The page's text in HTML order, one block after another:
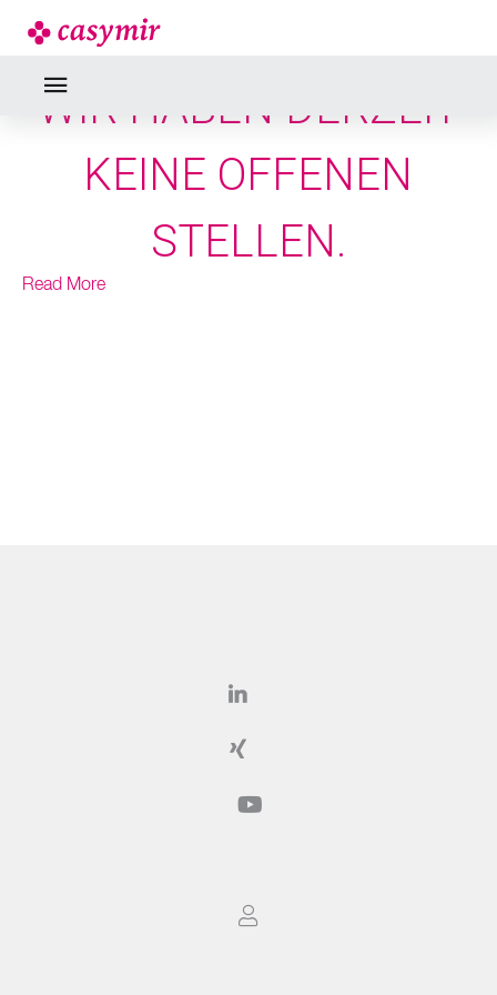
WIR HABEN DERZEIT
KEINE OFFENEN
STELLEN.
Read More